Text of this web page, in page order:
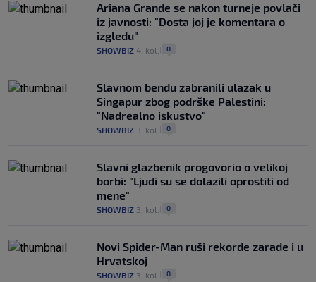
Ariana Grande se nakon turneje povlači
iz javnosti: "Dosta joj je komentara o
izgledu"
SHOWBIZ 4. kol. 0
Slavnom bendu zabranili ulazak u
Singapur zbog podrške Palestini:
"Nadrealno iskustvo"
SHOWBIZ 3. kol. 0
Slavni glazbenik progovorio o velikoj
borbi: "Ljudi su se dolazili oprostiti od
mene"
SHOWBIZ 3. kol. 0
Novi Spider-Man ruši rekorde zarade i u
Hrvatskoj
SHOWBIZ 3. kol. 0